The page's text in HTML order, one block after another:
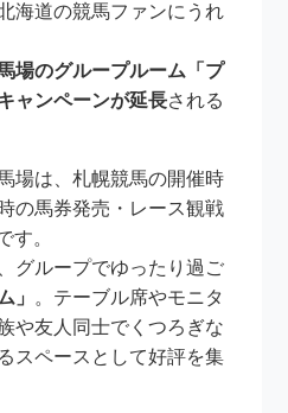
海道の競馬ファンにうれ
場のグループルーム「プ
ャンペーンが延長される
場は、札幌競馬の開催時
の馬券発売・レース観戦
す。
グループでゆったり過ご
」 。テーブル席やモニタ
や友人同士でくつろぎな
スペースとして好評を集